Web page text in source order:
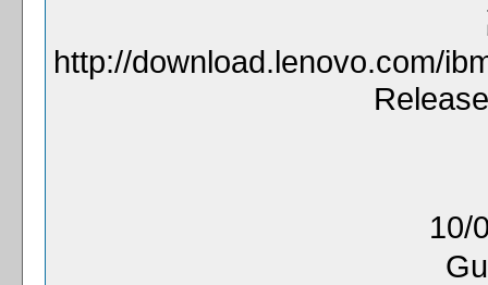
http://download.lenovo.com/
10/